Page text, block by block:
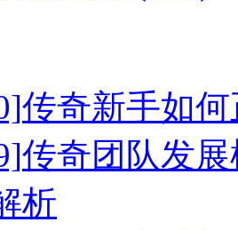
传奇新手如
传奇团队发
析